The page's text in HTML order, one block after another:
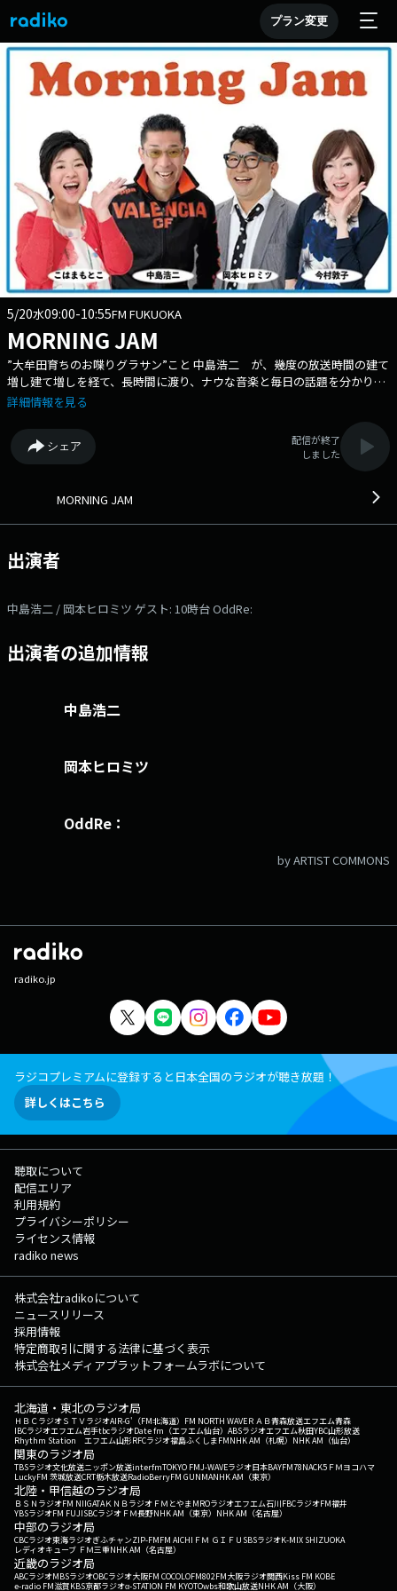
プラン変更
5/20水09:00-10:55FM FUKUOKA
MORNING JAM
”大牟田育ちのお喋りグラサン”こと 中島浩二 が、幾度の放送時間の建て
増し建て増しを経て、長時間に渡り、ナウな音楽と毎日の話題を分かり易
く、たまには熱く、そして時々アホに語ります。 殺伐としたこの現代社
のレディオでも聴けます！(うそぴょーん！) ▽09:00〜 【 問題で
す！！ 】 毎朝９時の時報直後のクイズコーナー。“超難問”かつ“独創的
な”クイズをスタッフが日夜考え出題。 ぜひ、チャレンジしてみ
REPORT 】 - ▽09:35〜 【 ニュースをよむ 】 新聞や雑誌で伝えら
だき、ご意見や見解を伺います。 ▽09:46〜 【 WEATHER REPORT
】 - ▽10:00〜 【 リスナーの主張 】 政治経済から四方山話まで、
一役かいます！ ▽10:13〜 【 JAMテレ 】 リスナーと電話でお話。
（アーティスト、スポーツ選手、話題の人が生出演の場合もありま
った笑える話や、ホロッときた話などをご紹介。 ▽10:43〜 【 快適生
https://fmfukuoka.co.jp/program/jam/ メールアドレス：
jam@fmfukuoka.jp メッセージフォーム：
詳細情報を見る
シェア
配信が終了
しました
MORNING JAM
出演者
中島浩二 / 岡本ヒロミツ ゲスト: 10時台 OddRe:
出演者の追加情報
中島浩二
岡本ヒロミツ
OddRe：
by ARTIST COMMONS
radiko.jp
ラジコプレミアムに登録すると日本全国のラジオが聴き放題！
詳しくはこちら
聴取について
配信エリア
利用規約
プライバシーポリシー
ライセンス情報
radiko news
株式会社radikoについて
ニュースリリース
採用情報
特定商取引に関する法律に基づく表示
株式会社メディアプラットフォームラボについて
北海道・東北のラジオ局
ＨＢＣラジオＳＴＶラジオAIR-G'（FM北海道） FM NORTH WAVEＲＡＢ青森放送エフエム青森
IBCラジオエフエム岩手tbcラジオDate fm（エフエム仙台） ABSラジオエフエム秋田YBC山形放送
Rhythm Station エフエム山形RFCラジオ福島ふくしまFMNHK AM（札幌） NHK AM（仙台）
関東のラジオ局
TBSラジオ文化放送ニッポン放送interfmTOKYO FMJ-WAVEラジオ日本BAYFM78NACK5 ＦＭヨコハマ
LuckyFM 茨城放送CRT栃木放送RadioBerryFM GUNMANHK AM（東京）
北陸・甲信越のラジオ局
ＢＳＮラジオFM NIIGATAＫＮＢラジオ ＦＭとやまMROラジオエフエム石川FBCラジオFM福井
YBSラジオFM FUJISBCラジオ ＦＭ長野NHK AM（東京） NHK AM（名古屋）
中部のラジオ局
CBCラジオ東海ラジオぎふチャンZIP-FMFM AICHI ＦＭ ＧＩＦＵ SBSラジオK-MIX SHIZUOKA
レディオキューブ ＦＭ三重NHK AM（名古屋）
近畿のラジオ局
ABCラジオMBSラジオOBCラジオ大阪FM COCOLOFM802FM大阪ラジオ関西Kiss FM KOBE
e-radio FM滋賀KBS京都ラジオα-STATION FM KYOTOwbs和歌山放送NHK AM（大阪）